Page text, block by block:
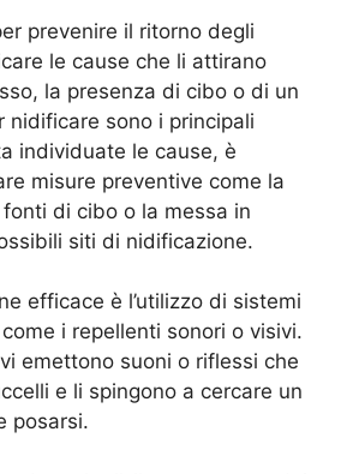
prevenire il ritorno degli
le cause che li attirano
la presenza di cibo o di un
nidificare sono i principali
individuate le cause, è
misure preventive come la
di cibo o la messa in
siti di nidificazione.
efficace è l’utilizzo di sistemi
i repellenti sonori o visivi.
emettono suoni o riflessi che
e li spingono a cercare un
posarsi.